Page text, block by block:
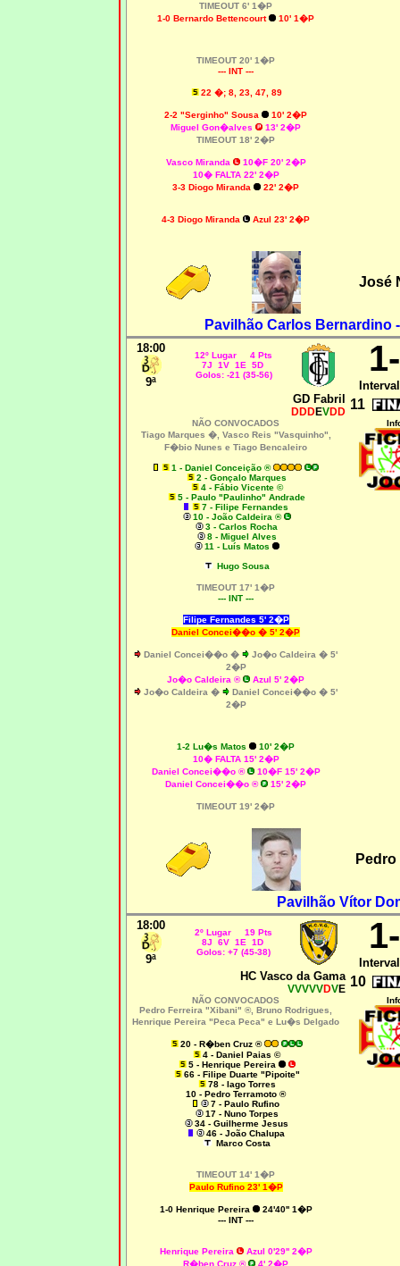
TIMEOUT 6' 1�P
1-0 Bernardo Bettencourt
10' 1�P
TIMEOUT 20' 1�P
--- INT ---
22 �; 8, 23, 47, 89
2-2 "Serginho" Sousa
10' 2�P
Miguel Gon�alves
13' 2�P
TIMEOUT 18' 2�P
Vasco Miranda
10�F 20' 2�P
10� FALTA 22' 2�P
3-3 Diogo Miranda
22' 2�P
4-3 Diogo Miranda Azul 23' 2�P
José
Pavilhão Carlos Bernardino
18:00
9ª
12º Lugar 4 Pts
7J 1V 1E 5D
Golos: -21 (35-56)
1
GD Fabril
DDDEVDD 11
NÃO CONVOCADOS
Tiago Marques �, Vasco Reis "Vasquinho",
F�bio Nunes e Tiago Bencaleiro
1 - Daniel Conceição ®
2 - Gonçalo Marques
4 - Fábio Vicente ©
5 - Paulo "Paulinho" Andrade
7 - Filipe Fernandes
10 - João Caldeira ®
3 - Carlos Rocha
8 - Miguel Alves
11 - Luís Matos
Hugo Sousa
TIMEOUT 17' 1�P
--- INT ---
Filipe Fernandes 5' 2�P
Daniel Concei��o � 5' 2�P
Daniel Concei��o �
Jo�o Caldeira � 5'
2�P
Jo�o Caldeira ®
Azul 5' 2�P
Jo�o Caldeira �
Daniel Concei��o � 5'
2�P
1-2 Lu�s Matos
10' 2�P
10� FALTA 15' 2�P
Daniel Concei��o ®
10�F 15' 2�P
Daniel Concei��o ®
15' 2�P
TIMEOUT 19' 2�P
Pedro
Pavilhão Vítor
18:00
9ª
2º Lugar 19 Pts
8J 6V 1E 1D
Golos: +7 (45-38)
1
HC Vasco da Gama
VVVVVDVE 10
NÃO CONVOCADOS
Pedro Ferreira "Xibani" ®, Bruno Rodrigues,
Henrique Pereira "Peca Peca" e Lu�s Delgado
20 - R�ben Cruz ®
4 - Daniel Paias ©
5 - Henrique Pereira
66 - Filipe Duarte "Pipoite"
78 - Iago Torres
10 - Pedro Terramoto ®
7 - Paulo Rufino
17 - Nuno Torpes
34 - Guilherme Jesus
46 - João Chalupa
Marco Costa
TIMEOUT 14' 1�P
Paulo Rufino 23' 1�P
1-0 Henrique Pereira
24'40'' 1�P
--- INT ---
Henrique Pereira
Azul 0'29'' 2�P
R�ben Cruz ®
4' 2�P